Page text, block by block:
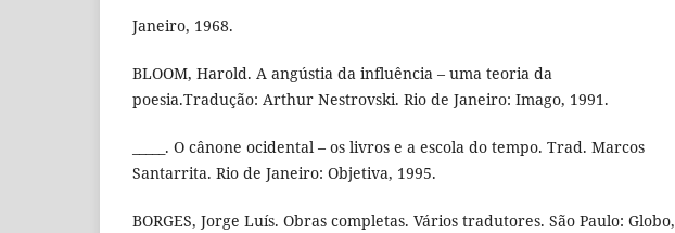
Janeiro, 1968.
BLOOM, Harold. A angústia da influência – uma teoria da
poesia.Tradução: Arthur Nestrovski. Rio de Janeiro: Imago, 1991.
_____. O cânone ocidental – os livros e a escola do tempo. Trad. Marcos
Santarrita. Rio de Janeiro: Objetiva, 1995.
BORGES, Jorge Luís. Obras completas. Vários tradutores. São Paulo: Globo,